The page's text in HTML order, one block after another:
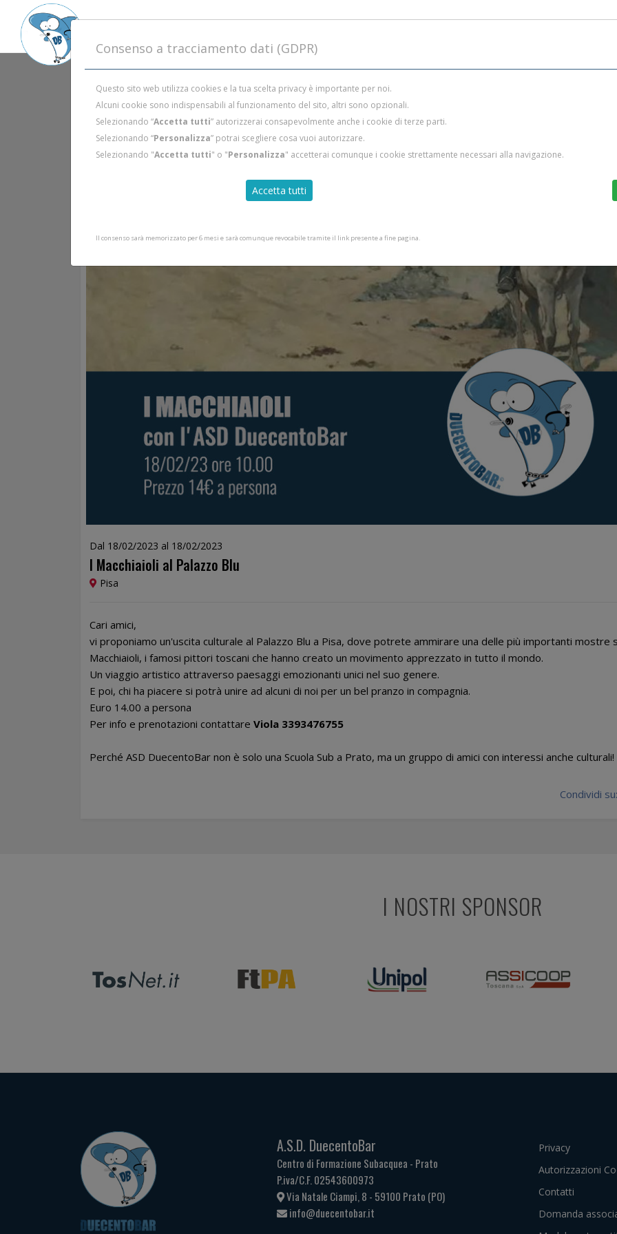
Dal 18/02/2023 al 18/02/2023
I Macchiaioli al Palazzo Blu
Pisa
Cari amici,
vi proponiamo un'uscita culturale al Palazzo Blu a Pisa, dove potrete ammirare una delle più importanti mostre
Macchiaioli, i famosi pittori toscani che hanno creato un movimento apprezzato in tutto il mondo.
Un viaggio artistico attraverso paesaggi emozionanti unici nel suo genere.
E poi, chi ha piacere si potrà unire ad alcuni di noi per un bel pranzo in compagnia.
Euro 14.00 a persona
Per info e prenotazioni contattare Viola 3393476755
Perché ASD DuecentoBar non è solo una Scuola Sub a Prato, ma un gruppo di amici con interessi anche culturali!
Condividi su:
I NOSTRI SPONSOR
A.S.D. DuecentoBar
Centro di Formazione Subacquea - Prato
P.iva/C.F. 02543600973
Via Natale Ciampi, 8 - 59100 Prato (PO)
info@duecentobar.it
Privacy
Autorizzazioni
Contatti
Domanda
Consenso a tracciamento dati (GDPR)
Questo sito web utilizza cookies e la tua scelta privacy è importante per noi.
Alcuni cookie sono indispensabili al funzionamento del sito, altri sono opzionali.
Selezionando “Accetta tutti” autorizzerai consapevolmente anche i cookie di terze parti.
Selezionando “Personalizza” potrai scegliere cosa vuoi autorizzare.
Selezionando "Accetta tutti" o "Personalizza" accetterai comunque i cookie strettamente necessari alla navigazione.
Accetta tutti
Il consenso sarà memorizzato per 6 mesi e sarà comunque revocabile tramite il link presente a fine pagina.